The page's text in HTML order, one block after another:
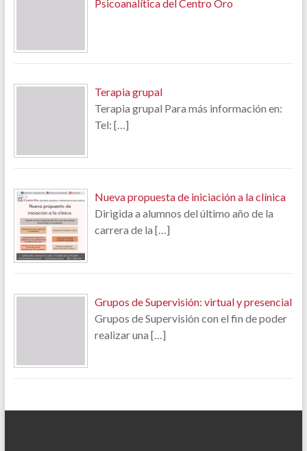
Psicoanalítica del Centro Oro
Terapia grupal
Terapia grupal Para más información en:
Tel: […]
Nueva propuesta de iniciación a la clínica
Dirigida a alumnos del último año de la
carrera de la […]
Grupos de Supervisión: virtual y presencial
Grupos de Supervisión con el fin de poder
realizar una […]